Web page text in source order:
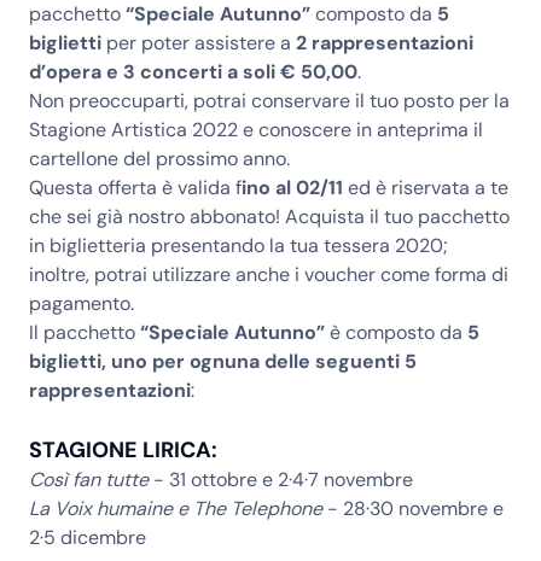
pacchetto“Speciale Autunno”composto da 5
biglietti per poter assistere a 2 rappresentazioni
d’opera e 3 concerti a soli € 50,00.
Non preoccuparti, potrai conservare il tuo posto per la
Stagione Artistica 2022 e conoscere in anteprima il
cartellone del prossimo anno.
Questa offerta è valida fino al 02/11 ed è riservata a te
che sei già nostro abbonato! Acquista il tuo pacchetto
in biglietteria presentando la tua tessera 2020;
inoltre, potrai utilizzare anche i voucher come forma di
pagamento.
Il pacchetto“Speciale Autunno”è composto da 5
biglietti, uno per ognuna delle seguenti 5
rappresentazioni:
STAGIONE LIRICA:
Così fan tutte- 31 ottobre e 2·4·7 novembre
La Voix humaine e The Telephone- 28·30 novembre e
2·5 dicembre